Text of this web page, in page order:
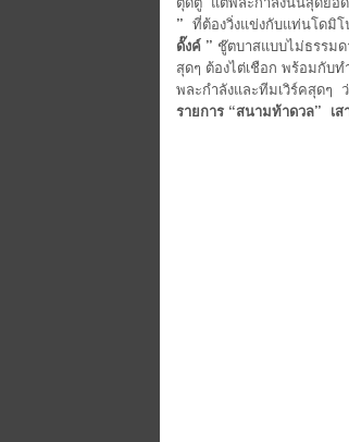
” ที่ต้องวิ่งแข่งกับแท่นโดมิ
ดั๊งค์ ” ชู๊ตบาสแบบไม่ธรรม
สุดๆ ต้องไต่เชือก พร้อมกับ
พละกำลังและทีมเวิร์คสุดๆ
รายการ “สนามท้าดวล” เ